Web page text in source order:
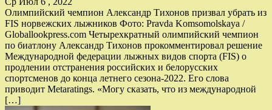
Олимпийский чемпион Александр Тихонов призвал убрать из
FIS норвежских лыжников Фото: Pravda Komsomolskaya /
Globallookpress.com Четырехкратный олимпийский чемпион
по биатлону Александр Тихонов прокомментировал решение
Международной федерации лыжных видов спорта (FIS) о
продлении отстранения российских и белорусских
спортсменов до конца летнего сезона-2022. Его слова
приводит Metaratings. «Могу сказать, что из международной
[…]